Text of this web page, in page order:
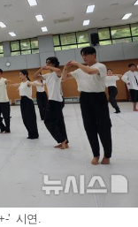
' 시연.